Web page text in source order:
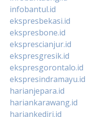
infobantul.id
ekspresbekasi.id
ekspresbone.id
eksprescianjur.id
ekspresgresik.id
ekspresgorontalo.id
ekspresindramayu.id
harianjepara.id
hariankarawang.id
hariankediri.id